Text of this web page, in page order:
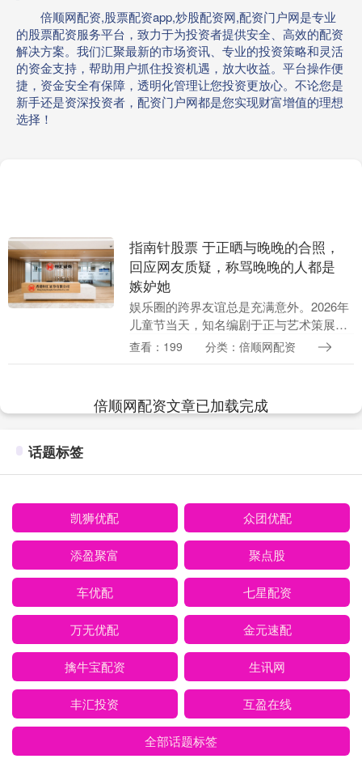
倍顺网配资,股票配资app,炒股配资网,配资门户网是专业
的股票配资服务平台，致力于为投资者提供安全、高效的配资
解决方案。我们汇聚最新的市场资讯、专业的投资策略和灵活
的资金支持，帮助用户抓住投资机遇，放大收益。平台操作便
捷，资金安全有保障，透明化管理让您投资更放心。不论您是
新手还是资深投资者，配资门户网都是您实现财富增值的理想
选择！
指南针股票 于正晒与晚晚的合照，
回应网友质疑，称骂晚晚的人都是
嫉妒她
娱乐圈的跨界友谊总是充满意外。2026年
儿童节当天，知名编剧于正与艺术策展人
晚晚（雷宛萤）的突然互动，让这对看似
查看：199 分类：倍顺网配资
倍顺网配资文章已加载完成
话题标签
凯狮优配 众团优配
添盈聚富 聚点股
车优配 七星配资
万无优配 金元速配
擒牛宝配资 生讯网
丰汇投资 互盈在线
全部话题标签